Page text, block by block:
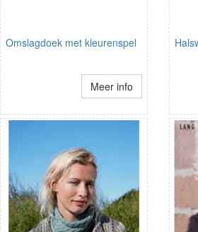
Omslagdoek met kleurenspel
Meer info